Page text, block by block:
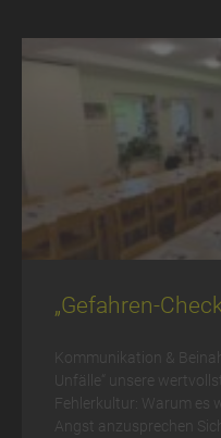
„Gefahren-
Kommunikation &
Unfälle“ unsere
Fehlerkultur: Warum es
Angst anzusprechen